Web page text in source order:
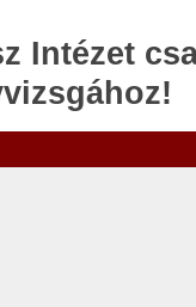
Intézet